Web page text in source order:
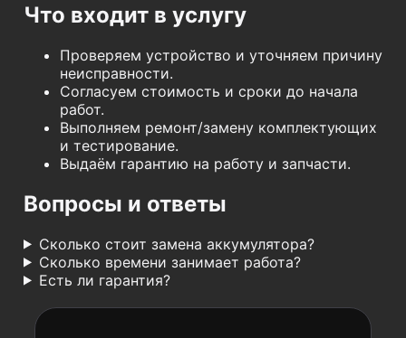
Что входит в услугу
Проверяем устройство и уточняем причину
неисправности.
Согласуем стоимость и сроки до начала
работ.
Выполняем ремонт/замену комплектующих
и тестирование.
Выдаём гарантию на работу и запчасти.
Вопросы и ответы
Сколько стоит замена аккумулятора?
Сколько времени занимает работа?
Есть ли гарантия?